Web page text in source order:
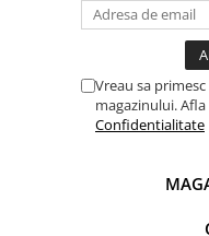
Vreau sa
magazinului.
Confidentialitate